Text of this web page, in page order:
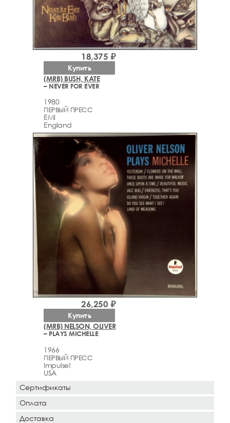
(MRB) BUSH, KATE
– NEVER FOR EVER
1980
ПЕРВЫЙ ПРЕСС
EMI
England
18,375 ₽
Купить
(MRB) NELSON, OLIVER
– PLAYS MICHELLE
1966
ПЕРВЫЙ ПРЕСС
Impulse!
USA
26,250 ₽
Купить
Сертификаты
Оплата
Доставка